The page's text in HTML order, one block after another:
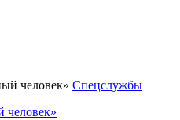
Спецслужбы
человек»